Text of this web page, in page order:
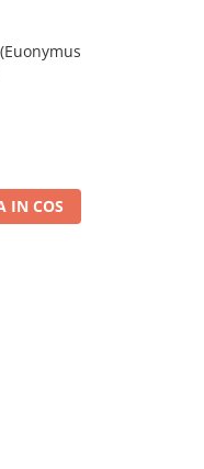
IN COS